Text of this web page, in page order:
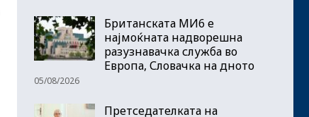
Британската МИ6 е
најмоќната надворешна
разузнавачка служба во
Европа, Словачка на дното
05/08/2026
Претседателката на